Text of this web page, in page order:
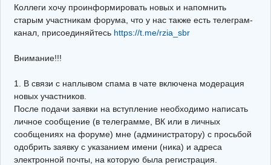
Архив
Почта
Поиск релейщика
Видео РЗиА
Фотохостинг
Телеграм
Коллеги хочу проинформировать новых и напомнить
старым участникам форума, что у нас также есть телеграм-
канал, присоединяйтесь https://t.me/rzia_sbr
Внимание!!!
1. В связи с наплывом спама в чате включена модерация
новых участников.
После подачи заявки на вступление необходимо написать
личное сообщение (в телеграмме, ВК или в личных
сообщениях на форуме) мне (администратору) с просьбой
одобрить заявку с указанием имени (ника) и адреса
электронной почты, на которую была регистрация.